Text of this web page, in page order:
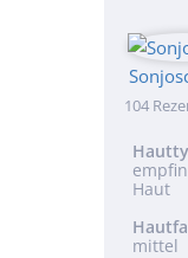
104
Haut
mittel